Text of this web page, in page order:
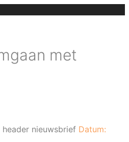
met
Datum: